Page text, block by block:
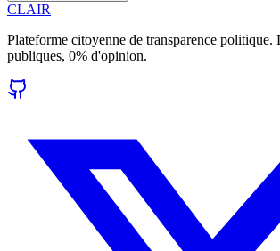
CLAIR
Plateforme citoyenne de transparence politique.
publiques, 0% d'opinion.